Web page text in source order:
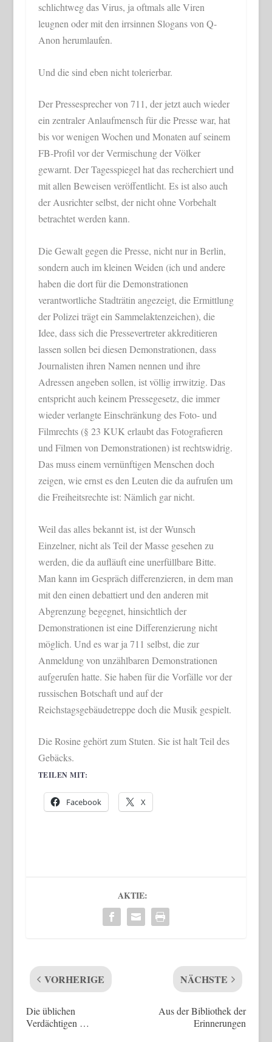
schlichtweg das Virus, ja oftmals alle Viren
leugnen oder mit den irrsinnen Slogans von Q-
Anon herumlaufen.
Und die sind eben nicht tolerierbar.
Der Pressesprecher von 711, der jetzt auch wieder
ein zentraler Anlaufmensch für die Presse war, hat
bis vor wenigen Wochen und Monaten auf seinem
FB-Profil vor der Vermischung der Völker
gewarnt. Der Tagesspiegel hat das recherchiert und
mit allen Beweisen veröffentlicht. Es ist also auch
der Ausrichter selbst, der nicht ohne Vorbehalt
betrachtet werden kann.
Die Gewalt gegen die Presse, nicht nur in Berlin,
sondern auch im kleinen Weiden (ich und andere
haben die dort für die Demonstrationen
verantwortliche Stadträtin angezeigt, die Ermittlung
der Polizei trägt ein Sammelaktenzeichen), die
Idee, dass sich die Pressevertreter akkreditieren
lassen sollen bei diesen Demonstrationen, dass
Journalisten ihren Namen nennen und ihre
Adressen angeben sollen, ist völlig irrwitzig. Das
entspricht auch keinem Pressegesetz, die immer
wieder verlangte Einschränkung des Foto- und
Filmrechts (§ 23 KUK erlaubt das Fotografieren
und Filmen von Demonstrationen) ist rechtswidrig.
Das muss einem vernünftigen Menschen doch
zeigen, wie ernst es den Leuten die da aufrufen um
die Freiheitsrechte ist: Nämlich gar nicht.
Weil das alles bekannt ist, ist der Wunsch
Einzelner, nicht als Teil der Masse gesehen zu
werden, die da aufläuft eine unerfüllbare Bitte.
Man kann im Gespräch differenzieren, in dem man
mit den einen debattiert und den anderen mit
Abgrenzung begegnet, hinsichtlich der
Demonstrationen ist eine Differenzierung nicht
möglich. Und es war ja 711 selbst, die zur
Anmeldung von unzählbaren Demonstrationen
aufgerufen hatte. Sie haben für die Vorfälle vor der
russischen Botschaft und auf der
Reichstagsgebäudetreppe doch die Musik gespielt.
Die Rosine gehört zum Stuten. Sie ist halt Teil des
Gebäcks.
TEILEN MIT:
Facebook X
AKTIE:
VORHERIGE
Die üblichen
Verdächtigen …
NÄCHSTE
Aus der Bibliothek der
Erinnerungen